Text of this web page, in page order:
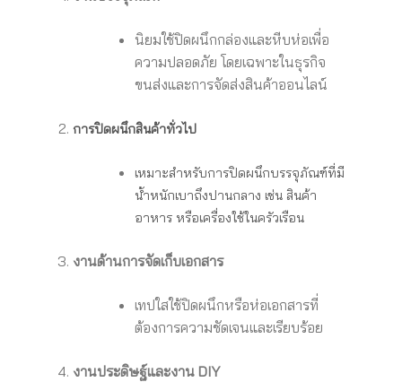
นิยมใช้ปิดผนึกกล่องและหีบห่อเพื่อ
ความปลอดภัย โดยเฉพาะในธุรกิจ
ขนส่งและการจัดส่งสินค้าออนไลน์
การปิดผนึกสินค้าทั่วไป
เหมาะสำหรับการปิดผนึกบรรจุภัณฑ์ที่มี
น้ำหนักเบาถึงปานกลาง เช่น สินค้า
อาหาร หรือเครื่องใช้ในครัวเรือน
งานด้านการจัดเก็บเอกสาร
เทปใสใช้ปิดผนึกหรือห่อเอกสารที่
ต้องการความชัดเจนและเรียบร้อย
งานประดิษฐ์และงาน DIY